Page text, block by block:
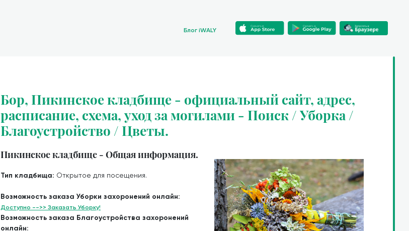
Блог iWALY
Бор, Пикинское кладбище - официальный сайт, адрес,
расписание, схема, уход за могилами - Поиск / Уборка /
Благоустройство / Цветы.
Пикинское кладбище - Общая информация.
Тип кладбища: Открытое для посещения.
Возможность заказа Уборки захоронений онлайн:
Доступно -->> Заказать Уборку!
Возможность заказа Благоустройства захоронений
онлайн: